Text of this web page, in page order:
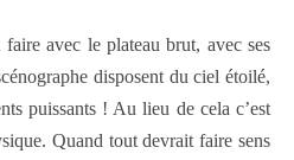
avec le plateau brut, avec ses
disposent du ciel étoilé,
puissants ! Au lieu de cela c’est
Quand tout devrait faire sens